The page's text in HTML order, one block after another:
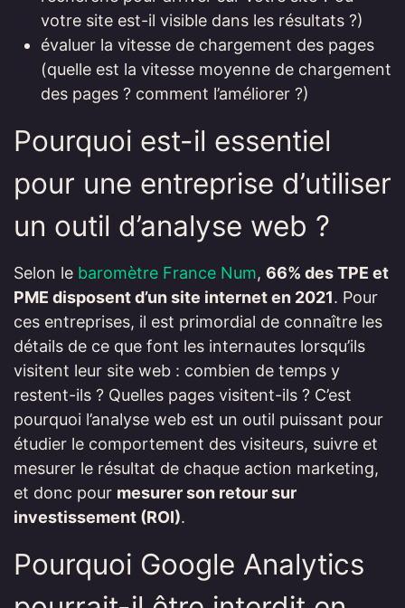
votre site est-il visible dans les résultats ?)
évaluer la vitesse de chargement des pages
(quelle est la vitesse moyenne de chargement
des pages ? comment l’améliorer ?)
Pourquoi est-il essentiel
pour une entreprise d’utiliser
un outil d’analyse web ?
Selon le baromètre France Num, 66% des TPE et
PME disposent d’un site internet en 2021. Pour
ces entreprises, il est primordial de connaître les
détails de ce que font les internautes lorsqu’ils
visitent leur site web : combien de temps y
restent-ils ? Quelles pages visitent-ils ? C’est
pourquoi l’analyse web est un outil puissant pour
étudier le comportement des visiteurs, suivre et
mesurer le résultat de chaque action marketing,
et donc pour mesurer son retour sur
investissement (ROI).
Pourquoi Google Analytics